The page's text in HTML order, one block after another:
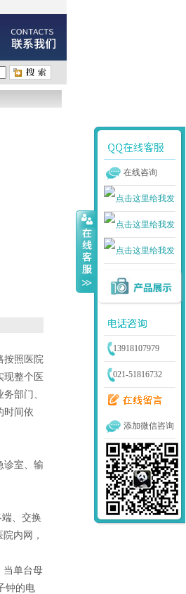
按照医院
现整个医
部门、
时间依
诊室、输
、交换
内网，
当单台母
钟的电
在线咨询
13918107979
021-51816732
添加微信咨询